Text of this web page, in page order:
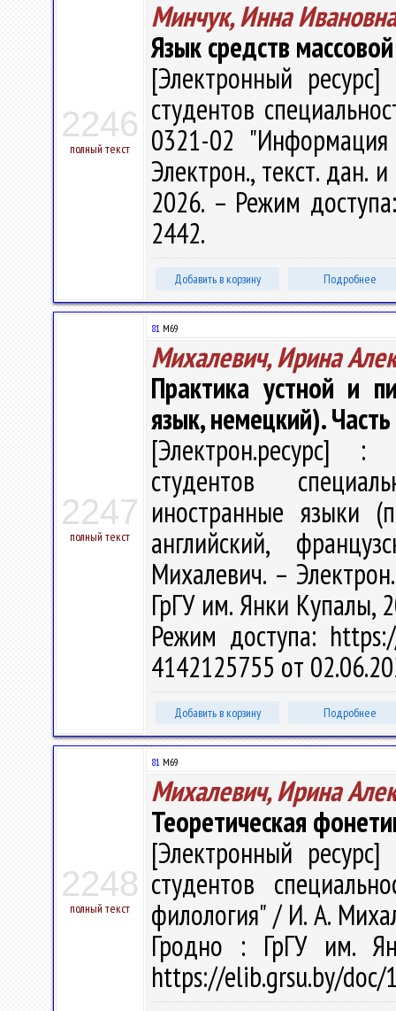
2246
полный текст
Минчук, Инна Ивановна
Язык средств
[Электронный
студентов
0321-02
Электрон., текст. дан.
2026. – Режим
2442.
Добавить в корзину Подробнее
2247
полный текст
81 М69
Михалевич, Ирина
Практика устной и
язык, немецкий).
[Электрон.ресурс] :
студентов
иностранные языки
английский,
Михалевич. –
ГрГУ им. Янки Купалы,
Режим доступа:
4142125755 от
Добавить в корзину Подробнее
2248
полный текст
81 М69
Михалевич, Ирина
Теоретическая
[Электронный
студентов
филология" / И. А.
Гродно : ГрГУ им.
https://elib.grsu.by/